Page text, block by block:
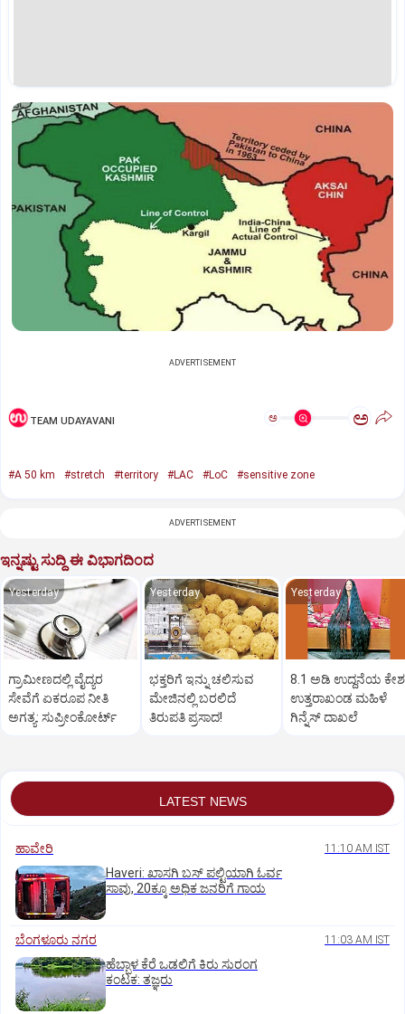
ADVERTISEMENT
TEAM UDAYAVANI ಅ ಅ
#A 50 km #stretch #territory #LAC #LoC #sensitive zone
ADVERTISEMENT
ಇನ್ನಷ್ಟು ಸುದ್ದಿ ಈ ವಿಭಾಗದಿಂದ
Yesterday
ಗ್ರಾಮೀಣದಲ್ಲಿ ವೈದ್ಯರ
ಸೇವೆಗೆ ಏಕರೂಪ ನೀತಿ
ಅಗತ್ಯ: ಸುಪ್ರೀಂಕೋರ್ಟ್‌
Yesterday
ಭಕ್ತರಿಗೆ ಇನ್ನು ಚಲಿಸುವ
ಮೇಜಿನಲ್ಲಿ ಬರಲಿದೆ
ತಿರುಪತಿ ಪ್ರಸಾದ!
Yesterday
8.1 ಅಡಿ ಉದ್ದನೆಯ
ಉತ್ತರಾಖಂಡ ಮಹಿಳೆ
ಗಿನ್ನೆಸ್‌ ದಾಖಲೆ
LATEST NEWS
ಹಾವೇರಿ 11:10 AM IST
Haveri: ಖಾಸಗಿ ಬಸ್ ಪಲ್ಟಿಯಾಗಿ ಓರ್ವ
ಸಾವು, 20ಕ್ಕೂ ಅಧಿಕ ಜನರಿಗೆ ಗಾಯ
ಬೆಂಗಳೂರು ನಗರ 11:03 AM IST
ಹೆಬ್ಬಾಳ ಕೆರೆ ಒಡಲಿಗೆ ಕಿರು ಸುರಂಗ
ಕಂಟಕ: ತಜ್ಞರು